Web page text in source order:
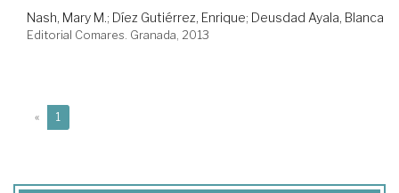
Nash, Mary M.; Díez Gutiérrez, Enrique; Deusdad Ayala, Blanca
Editorial Comares. Granada, 2013
« 1